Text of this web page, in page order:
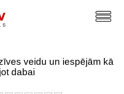
veidu un iespējām kā
dabai